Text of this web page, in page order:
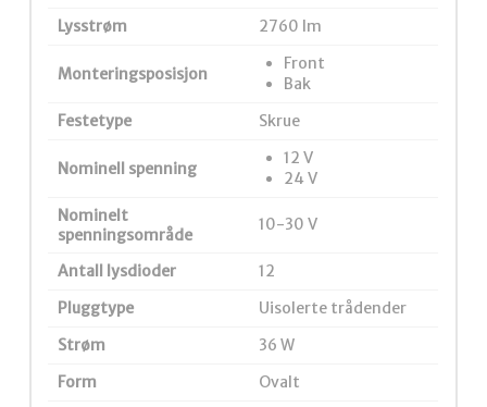
Lysstrøm
2760 lm
Monteringsposisjon
Front
Bak
Festetype
Skrue
Nominell spenning
12 V
24 V
Nominelt
spenningsområde
10-30 V
Antall lysdioder
12
Pluggtype
Uisolerte trådender
Strøm
36 W
Form
Ovalt